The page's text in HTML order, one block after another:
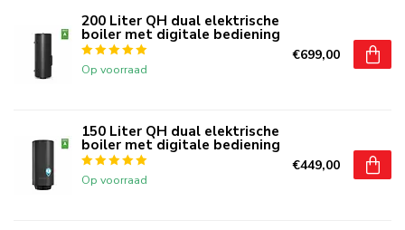
200 Liter QH dual elektrische
boiler met digitale bediening
Op voorraad
€699,00
150 Liter QH dual elektrische
boiler met digitale bediening
Op voorraad
€449,00